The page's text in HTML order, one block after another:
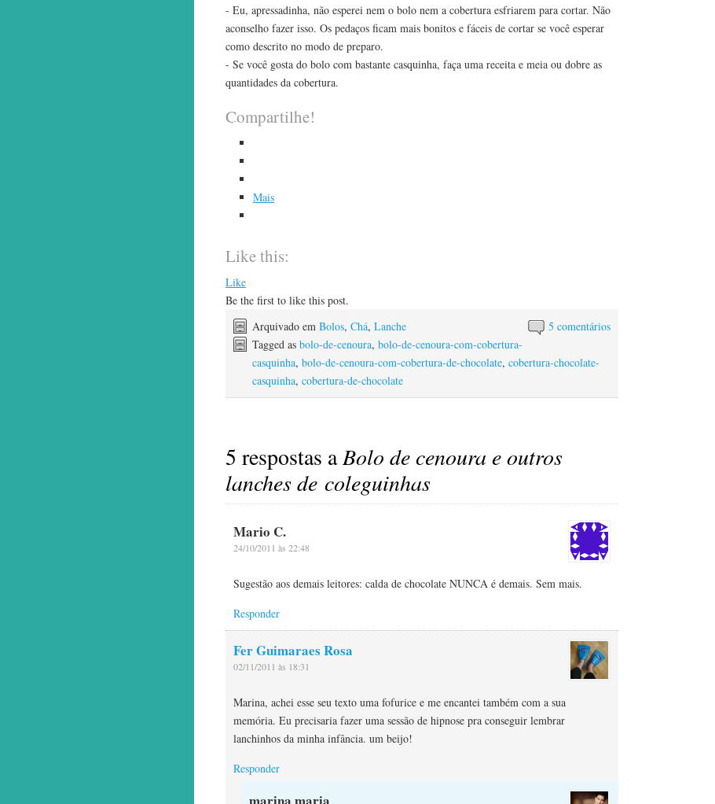
- Eu, apressadinha, não esperei nem o bolo nem a cobertura esfriarem para cortar. Não
aconselho fazer isso. Os pedaços ficam mais bonitos e fáceis de cortar se você esperar
como descrito no modo de preparo.
- Se você gosta do bolo com bastante casquinha, faça uma receita e meia ou dobre as
quantidades da cobertura.
Compartilhe!
Mais
Like this:
Like
Be the first to like this post.
5 comentários
Arquivado em Bolos, Chá, Lanche
Tagged as bolo-de-cenoura, bolo-de-cenoura-com-cobertura-
casquinha, bolo-de-cenoura-com-cobertura-de-chocolate, cobertura-chocolate-
casquinha, cobertura-de-chocolate
5 respostas aBolo de cenoura e outros
lanches de coleguinhas
Mario C.
24/10/2011 às 22:48
Sugestão aos demais leitores: calda de chocolate NUNCA é demais. Sem mais.
Responder
Fer Guimaraes Rosa
02/11/2011 às 18:31
Marina, achei esse seu texto uma fofurice e me encantei também com a sua
memória. Eu precisaria fazer uma sessão de hipnose pra conseguir lembrar
lanchinhos da minha infância. um beijo!
Responder